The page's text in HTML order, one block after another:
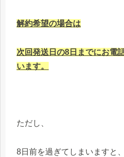
解約希望の場合は
次回発送日の8日までにお電
います。
ただし、
8日前を過ぎてしまいますと、